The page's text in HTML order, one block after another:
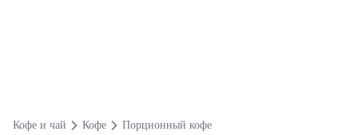
Кофе и чай Кофе Порционный кофе